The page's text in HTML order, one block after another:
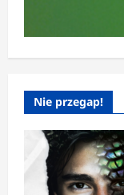
Nie przegap!